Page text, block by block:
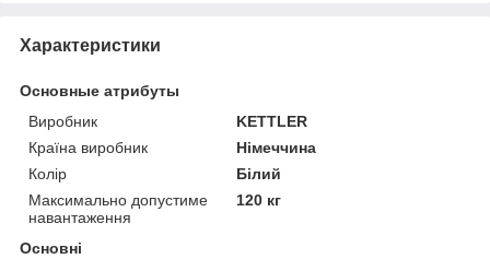
Характеристики
Основные атрибуты
Виробник
KETTLER
Країна виробник
Німеччина
Колір
Білий
Максимально допустиме
навантаження
120 кг
Основні